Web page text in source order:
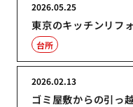
東京のキッチンリフ
2026.05.25
台所
ゴミ屋敷からの引っ
2026.02.13